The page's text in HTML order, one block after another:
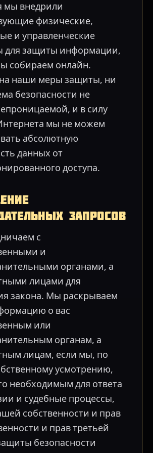
мы внедрили
физические,
и управленческие
для защиты информации,
собираем онлайн.
наши меры защиты, ни
безопасности не
и в силу
мы не можем
абсолютную
данных от
доступа.
запросов
с
и
органами, а
лицами для
закона. Мы раскрываем
о вас
или
органам, а
лицам, если мы, по
усмотрению,
необходимым для ответа
и судебные процессы,
собственности и прав
и прав третьей
безопасности